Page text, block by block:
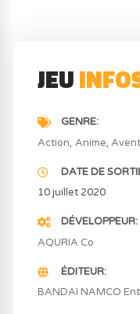
JEU
GENRE
Action Anime
DATE DE
10 juillet 2020
DÉVELOPPEUR
AQURIA Co
ÉDITEUR
BANDAI NAMCO